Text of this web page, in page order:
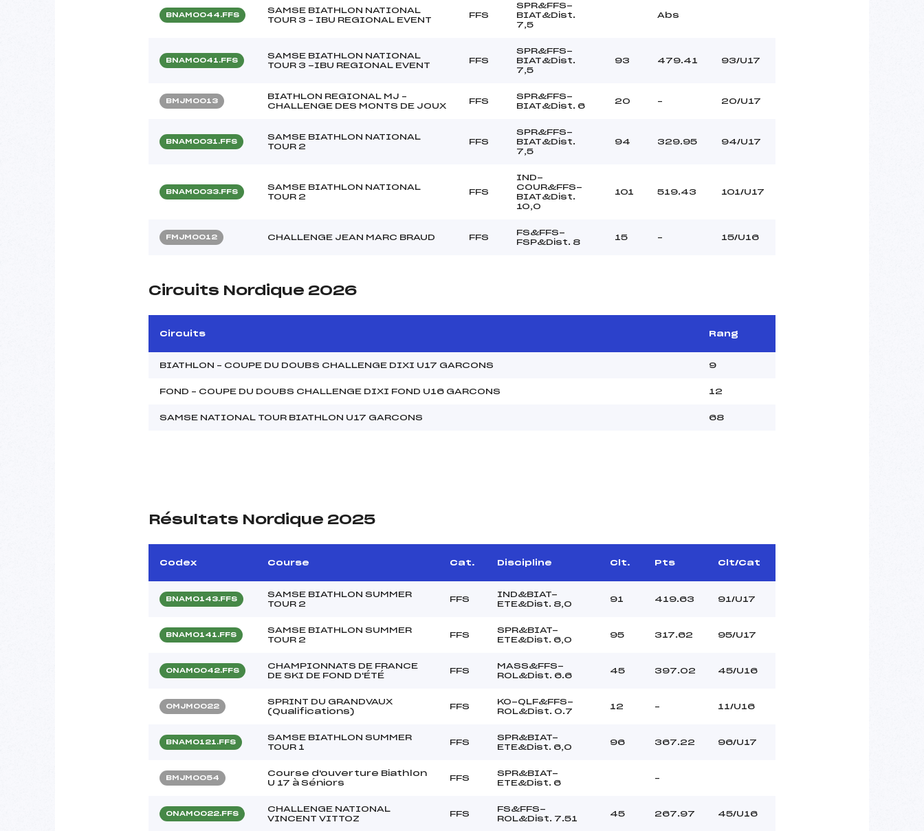
BNAM0044.FFS
SAMSE BIATHLON NATIONAL
TOUR 3 – IBU REGIONAL EVENT
FFS
SPR&FFS-
BIAT&Dist.
7,5
Abs
BNAM0041.FFS
SAMSE BIATHLON NATIONAL
TOUR 3 -IBU REGIONAL EVENT
FFS
SPR&FFS-
BIAT&Dist.
7,5
93 479.41 93/U17
BMJM0013
BIATHLON REGIONAL MJ –
CHALLENGE DES MONTS DE JOUX
FFS
SPR&FFS-
BIAT&Dist. 6
20 – 20/U17
BNAM0031.FFS
SAMSE BIATHLON NATIONAL
TOUR 2
FFS
SPR&FFS-
BIAT&Dist.
7,5
94 329.95 94/U17
BNAM0033.FFS
SAMSE BIATHLON NATIONAL
TOUR 2
FFS
IND-
COUR&FFS-
BIAT&Dist.
10,0
101 519.43 101/U17
FMJM0012 CHALLENGE JEAN MARC BRAUD FFS
FS&FFS-
FSP&Dist. 8
15 – 15/U16
Circuits Nordique 2026
Circuits Rang
BIATHLON – COUPE DU DOUBS CHALLENGE DIXI U17 GARCONS 9
FOND – COUPE DU DOUBS CHALLENGE DIXI FOND U16 GARCONS 12
SAMSE NATIONAL TOUR BIATHLON U17 GARCONS 68
Résultats Nordique 2025
Codex Course Cat. Discipline Clt. Pts Clt/Cat
BNAM0143.FFS
SAMSE BIATHLON SUMMER
TOUR 2
FFS
IND&BIAT-
ETE&Dist. 8,0
91 419.63 91/U17
BNAM0141.FFS
SAMSE BIATHLON SUMMER
TOUR 2
FFS
SPR&BIAT-
ETE&Dist. 6,0
95 317.62 95/U17
ONAM0042.FFS
CHAMPIONNATS DE FRANCE
DE SKI DE FOND D'ÉTÉ
FFS
MASS&FFS-
ROL&Dist. 6.6
45 397.02 45/U16
OMJM0022
SPRINT DU GRANDVAUX
(Qualifications)
FFS
KO-QLF&FFS-
ROL&Dist. 0.7
12 – 11/U16
BNAM0121.FFS
SAMSE BIATHLON SUMMER
TOUR 1
FFS
SPR&BIAT-
ETE&Dist. 6,0
96 367.22 96/U17
BMJM0054
Course d'ouverture Biathlon
U 17 à Séniors
FFS
SPR&BIAT-
ETE&Dist. 6
–
ONAM0022.FFS
CHALLENGE NATIONAL
VINCENT VITTOZ
FFS
FS&FFS-
ROL&Dist. 7.51
45 267.97 45/U16